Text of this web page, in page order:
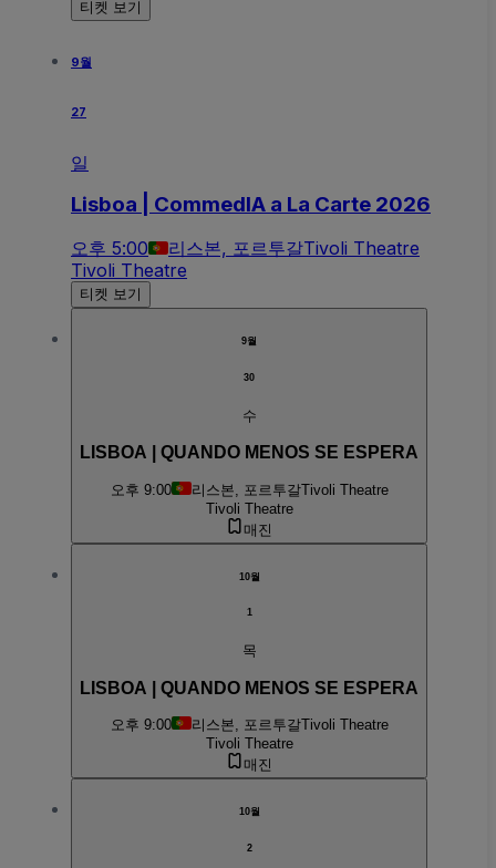
티켓 보기
9월
27
일
Lisboa | CommedIA a La Carte 2026
오후 5:00 리스본, 포르투갈Tivoli Theatre
Tivoli Theatre
티켓 보기
9월
30
수
LISBOA | QUANDO MENOS SE ESPERA
오후 9:00 리스본, 포르투갈Tivoli Theatre
Tivoli Theatre
매진
10월
1
목
LISBOA | QUANDO MENOS SE ESPERA
오후 9:00 리스본, 포르투갈Tivoli Theatre
Tivoli Theatre
매진
10월
2